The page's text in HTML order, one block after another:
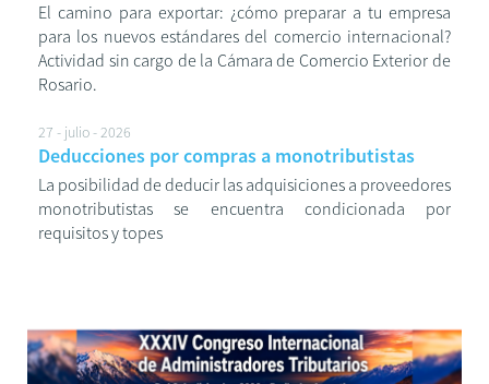
El camino para exportar: ¿cómo preparar a tu empresa
para los nuevos estándares del comercio internacional?
Actividad sin cargo de la Cámara de Comercio Exterior de
Rosario.
27 - julio - 2026
Deducciones por compras a monotributistas
La posibilidad de deducir las adquisiciones a proveedores
monotributistas se encuentra condicionada por
requisitos y topes